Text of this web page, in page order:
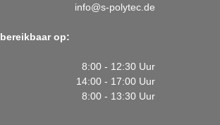
info@s-polytec.de
op:
8:00 - 12:30 Uur
14:00 - 17:00 Uur
8:00 - 13:30 Uur